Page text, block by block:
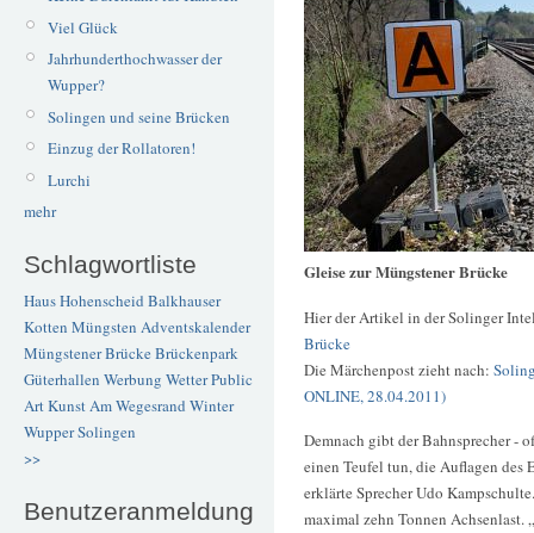
Viel Glück
Jahrhunderthochwasser der
Wupper?
Solingen und seine Brücken
Einzug der Rollatoren!
Lurchi
mehr
Schlagwortliste
Haus Hohenscheid Balkhauser
Kotten Müngsten Adventskalender
Müngstener BrückeBrückenpark
Güterhallen Werbung WetterPublic
ArtKunstAm Wegesrand Winter
WupperSolingen
>>
Benutzeranmeldung
Gleise zur Müngstener Brücke
Hier der Artikel in der Solinger
Brücke
Die Märchenpost zieht nach:
ONLINE, 28.04.2011)
Demnach gibt der Bahnsprecher -
einen Teufel tun, die Auflagen des
erklärte Sprecher Udo
maximal zehn Tonnen Achsenlast.